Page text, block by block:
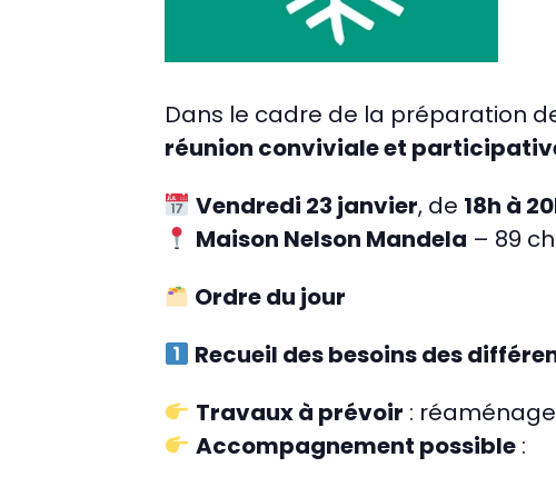
Dans le cadre de la préparation
réunion conviviale et
Vendredi 23 janvier, de 18h à
Maison Nelson Mandela – 89
Ordre du jour
Recueil des besoins des
Travaux à prévoir :
Accompagnement possible: